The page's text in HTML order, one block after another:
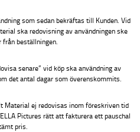
som sedan bekräftas till Kunden. Vid
ska redovisning av användningen ske
från beställningen.
senare” vid köp ska användning av
det antal dagar som överenskommits.
Material ej redovisas inom föreskriven tid
Pictures rätt att fakturera ett pauschal
pris.